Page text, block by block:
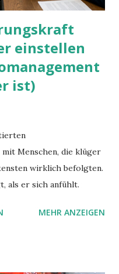
einstellen
ist)
Menschen, die klüger
wirklich befolgten.
als er sich anfühlt.
MEHR ANZEIGEN